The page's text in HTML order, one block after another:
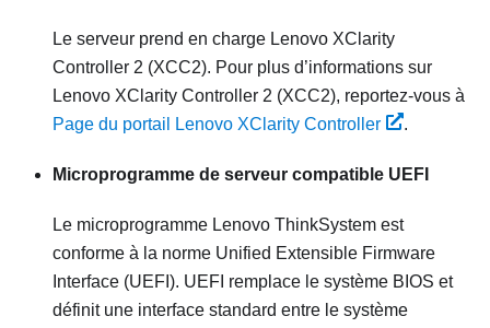
Le serveur prend en charge Lenovo XClarity
Controller 2 (XCC2). Pour plus d’informations sur
Lenovo XClarity Controller 2 (XCC2), reportez-vous à
Page du portail Lenovo XClarity Controller
.
Microprogramme de serveur compatible UEFI
Le microprogramme Lenovo ThinkSystem est
conforme à la norme Unified Extensible Firmware
Interface (UEFI). UEFI remplace le système BIOS et
définit une interface standard entre le système